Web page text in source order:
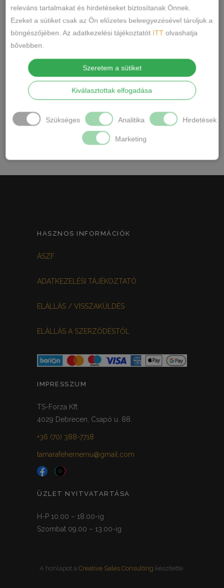
Gyártó : Ollike
Mérete: One size, /”S”mérettől-„L”méretig
nyúlik./
Fekete Necc Ruha.A csomaghoz tartozik
kesztyű is. A csomag külön bugyit nem
HASZNOS INFORMÁCIÓK
ÁSZF
ADATKEZELÉSI TÁJÉKOZTATÓ
ELÁLLÁS / VISSZAKÜLDÉS
ELÁLLÁS A SZERZŐDÉSTŐL
IMPRESSZUM
TS-Forza Kft
4029 Debrecen, Csapó u. 88.
+36 (70) 388-7718
tamarafehernemu@gmail.com
ÜZLET NYITVATARTÁSA
H-P 10.00 – 18.00-ig
Szombat 09.00 – 13.00-ig
A honlapot a Creative Sales Consulting készítette.
releváns tartalmakat és hirdetéseket biztosítanak Önnek.
Ezeket a sütiket csak az Ön előzetes beleegyezésével tároljuk a
böngészőjében. Az adatkezelési tájékoztatót ITT olvashatja
bővebben.
Szeretem a sütiket
Kiválasztottak elfogadása
Szükséges Analitika Hirdetések
Marketing